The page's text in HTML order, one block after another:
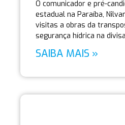
O comunicador e pré-
estadual na Paraíba,
visitas a obras da
segurança hídrica na
SAIBA MAIS »